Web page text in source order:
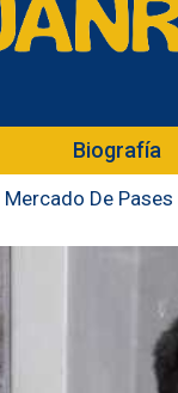
Biografía
Mercado De Pases